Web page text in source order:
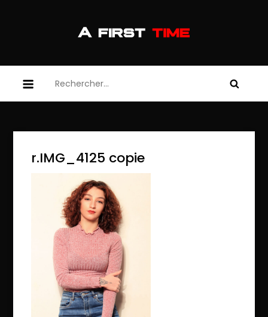
afirsttime
afirsttime
r.IMG_4125 copie